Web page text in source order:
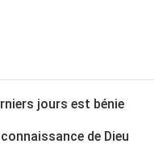
jours est bénie
de Dieu